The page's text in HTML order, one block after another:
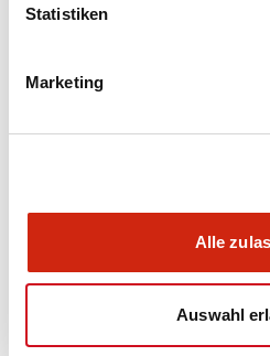
Statistiken
Marketing
Alle
Auswahl
FL1F SmartRelay Catalog
.PDF 5.30MB